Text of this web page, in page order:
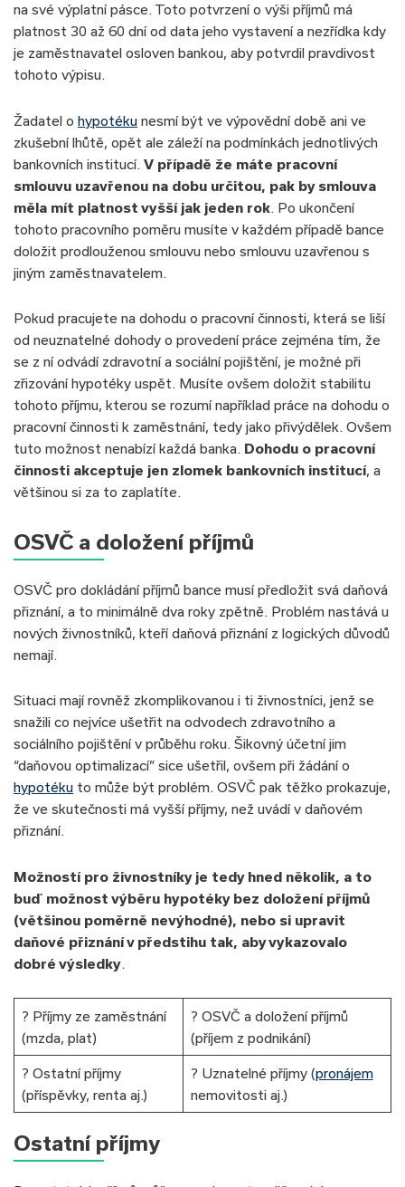
na své výplatní pásce. Toto potvrzení o výši příjmů má
platnost 30 až 60 dní od data jeho vystavení a nezřídka kdy
je zaměstnavatel osloven bankou, aby potvrdil pravdivost
tohoto výpisu.
Žadatel o hypotéku nesmí být ve výpovědní době ani ve
zkušební lhůtě, opět ale záleží na podmínkách jednotlivých
bankovních institucí. V případě že máte pracovní
smlouvu uzavřenou na dobu určitou, pak by smlouva
měla mít platnost vyšší jak jeden rok. Po ukončení
tohoto pracovního poměru musíte v každém případě bance
doložit prodlouženou smlouvu nebo smlouvu uzavřenou s
jiným zaměstnavatelem.
Pokud pracujete na dohodu o pracovní činnosti, která se liší
od neuznatelné dohody o provedení práce zejména tím, že
se z ní odvádí zdravotní a sociální pojištění, je možné při
zřizování hypotéky uspět. Musíte ovšem doložit stabilitu
tohoto příjmu, kterou se rozumí například práce na dohodu o
pracovní činnosti k zaměstnání, tedy jako přivýdělek. Ovšem
tuto možnost nenabízí každá banka. Dohodu o pracovní
činnosti akceptuje jen zlomek bankovních institucí, a
většinou si za to zaplatíte.
OSVČ a doložení příjmů
OSVČ pro dokládání příjmů bance musí předložit svá daňová
přiznání, a to minimálně dva roky zpětně. Problém nastává u
nových živnostníků, kteří daňová přiznání z logických důvodů
nemají.
Situaci mají rovněž zkomplikovanou i ti živnostníci, jenž se
snažili co nejvíce ušetřit na odvodech zdravotního a
sociálního pojištění v průběhu roku. Šikovný účetní jim
“daňovou optimalizací” sice ušetřil, ovšem při žádání o
hypotéku to může být problém. OSVČ pak těžko prokazuje,
že ve skutečnosti má vyšší příjmy, než uvádí v daňovém
přiznání.
Možností pro živnostníky je tedy hned několik, a to
buď možnost výběru hypotéky bez doložení příjmů
(většinou poměrně nevýhodné), nebo si upravit
daňové přiznání v předstihu tak, aby vykazovalo
dobré výsledky.
? Příjmy ze zaměstnání
(mzda, plat)
? OSVČ a doložení příjmů
(příjem z podnikání)
? Ostatní příjmy
(příspěvky, renta aj.)
? Uznatelné příjmy (pronájem
nemovitosti aj.)
Ostatní příjmy